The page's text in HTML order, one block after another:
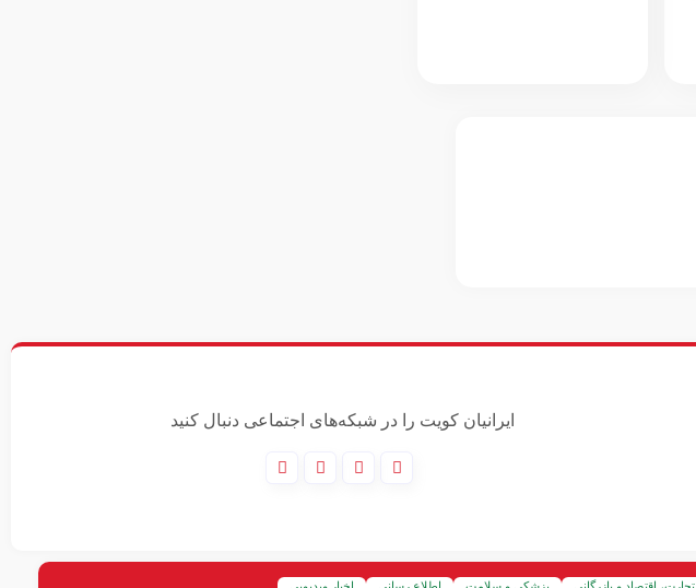
ایرانیان کویت را در شبکه‌های اجتماعی دنبال کنید